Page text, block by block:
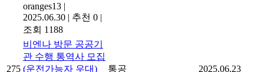
oranges13 |
2025.06.30 | 추천 0 |
조회 1188
275
비엔나 방문 공공기
관 수행 통역사 모집
(운전가능자 우대)
통공 2025.06.23